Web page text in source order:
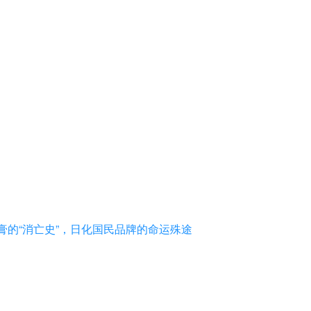
的“消亡史”，日化国民品牌的命运殊途